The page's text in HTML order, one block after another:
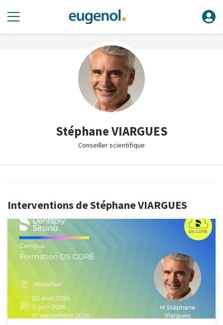
Stéphane VIARGUES
Conseiller scientifique
Interventions de Stéphane VIARGUES